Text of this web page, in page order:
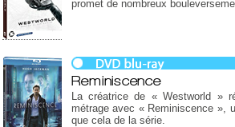
promet de nombreux
Reminiscence
La créatrice de « Westworld »
métrage avec « Reminiscence »,
que cela de la série.